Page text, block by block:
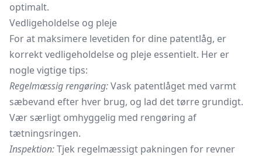
optimalt.
Vedligeholdelse og pleje
For at maksimere levetiden for dine patentlåg, er
korrekt vedligeholdelse og pleje essentielt. Her er
nogle vigtige tips:
Regelmæssig rengøring:Vask patentlåget med varmt
sæbevand efter hver brug, og lad det tørre grundigt.
Vær særligt omhyggelig med rengøring af
tætningsringen.
Inspektion:Tjek regelmæssigt pakningen for revner